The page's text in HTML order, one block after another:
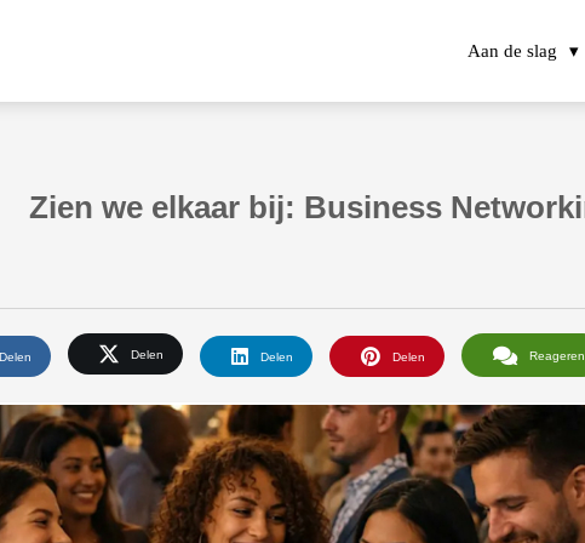
Aan de slag
Zien we elkaar bij: Business
Delen Delen Delen Delen Reageren